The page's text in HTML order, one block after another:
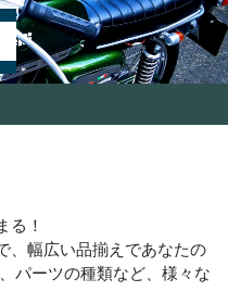
る！
、幅広い品揃えであなたの
パーツの種類など、様々な